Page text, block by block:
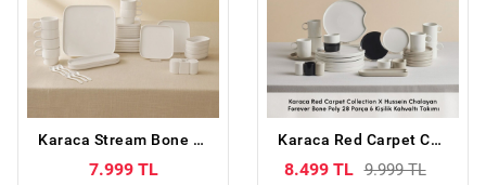
Karaca Stream Bone Cubique 35 Parça 6 Kişilik Kahvaltı Takımı
7.999 TL
Karaca Red Carpet Collection X Hussein Chalayan Forever Bone Poly 28 Parça 6 Kişilik Kahvaltı Takımı
8.499 TL 9.999 TL